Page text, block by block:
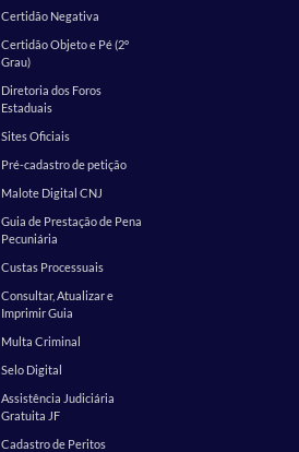
Certidão Negativa
Certidão Objeto e Pé (2º
Grau)
Diretoria dos Foros
Estaduais
Sites Oficiais
Pré-cadastro de petição
Malote Digital CNJ
Guia de Prestação de Pena
Pecuniária
Custas Processuais
Consultar, Atualizar e
Imprimir Guia
Multa Criminal
Selo Digital
Assistência Judiciária
Gratuita JF
Cadastro de Peritos